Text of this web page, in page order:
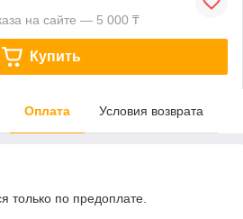
на сайте — 5 000 ₸
Купить
Оплата Условия возврата
только по предоплате.